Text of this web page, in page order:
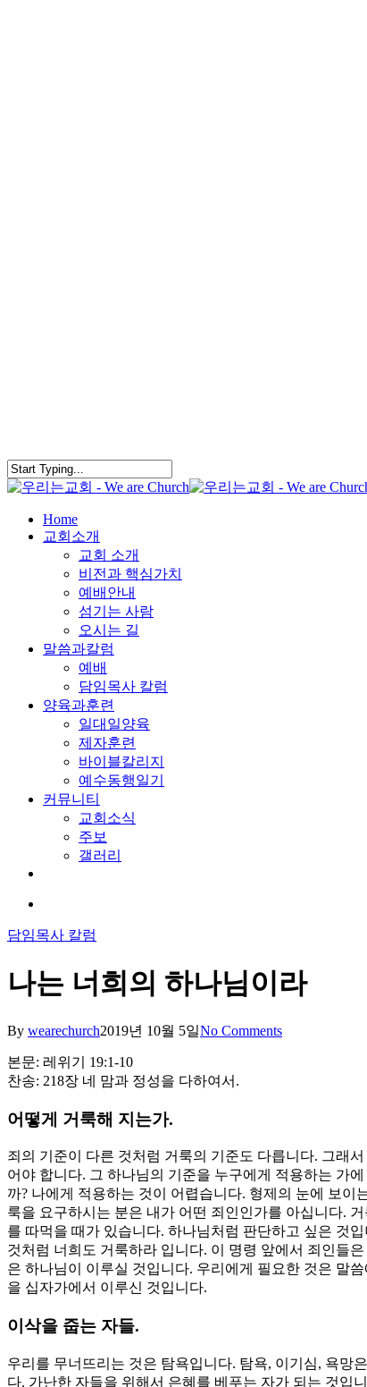
search
Menu
Home
교회소개
교회 소개
비전과 핵심가치
예배안내
섬기는 사람
오시는 길
말씀과칼럼
예배
담임목사 칼럼
양육과훈련
일대일양육
제자훈련
바이블칼리지
예수동행일기
커뮤니티
교회소식
주보
갤러리
담임목사 칼럼
나는 너희의 하나님이라
By wearechurch2019년 10월 5일No Comments
본문: 레위기 19:1-10
찬송: 218장 네 맘과 정성을 다하여서.
어떻게 거룩해 지는가.
죄의 기준이 다른 것처럼 거룩의 기준도 다릅니다. 그래
어야 합니다. 그 하나님의 기준을 누구에게 적용하는 가
까? 나에게 적용하는 것이 어렵습니다. 형제의 눈에 보
룩을 요구하시는 분은 내가 어떤 죄인인가를 아십니다.
를 따먹을 때가 있습니다. 하나님처럼 판단하고 싶은 것
것처럼 너희도 거룩하라 입니다. 이 명령 앞에서 죄인들
은 하나님이 이루실 것입니다. 우리에게 필요한 것은 말
을 십자가에서 이루신 것입니다.
이삭을 줍는 자들.
우리를 무너뜨리는 것은 탐욕입니다. 탐욕, 이기심, 욕망
다. 가난한 자들을 위해서 은혜를 베푸는 자가 되는 것입